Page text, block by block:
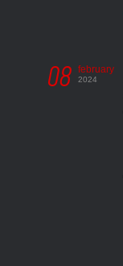
08 february
2024